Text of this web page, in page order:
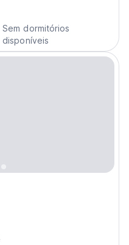
translated from original
Sem dormitórios
disponíveis